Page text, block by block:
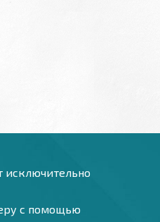
исключительно
с помощью